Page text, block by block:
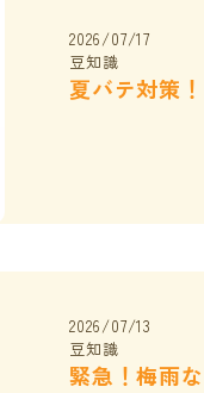
2026/07/17
豆知識
2026/07/13
豆知識
緊急！梅雨